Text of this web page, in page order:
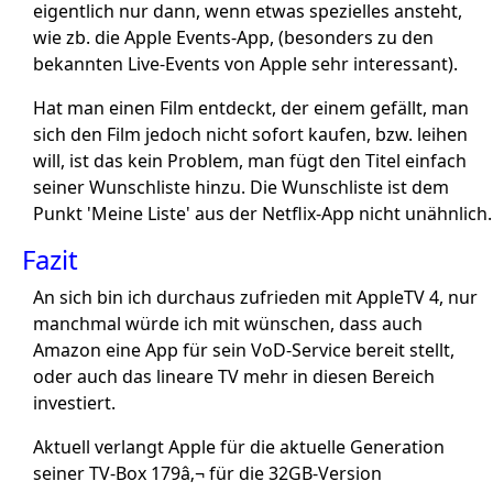
eigentlich nur dann, wenn etwas spezielles ansteht,
wie zb. die Apple Events-App, (besonders zu den
bekannten Live-Events von Apple sehr interessant).
Hat man einen Film entdeckt, der einem gefällt, man
sich den Film jedoch nicht sofort kaufen, bzw. leihen
will, ist das kein Problem, man fügt den Titel einfach
seiner Wunschliste hinzu. Die Wunschliste ist dem
Punkt 'Meine Liste' aus der Netflix-App nicht unähnlich.
Fazit
An sich bin ich durchaus zufrieden mit AppleTV 4, nur
manchmal würde ich mit wünschen, dass auch
Amazon eine App für sein VoD-Service bereit stellt,
oder auch das lineare TV mehr in diesen Bereich
investiert.
Aktuell verlangt Apple für die aktuelle Generation
seiner TV-Box 179â‚¬ für die 32GB-Version